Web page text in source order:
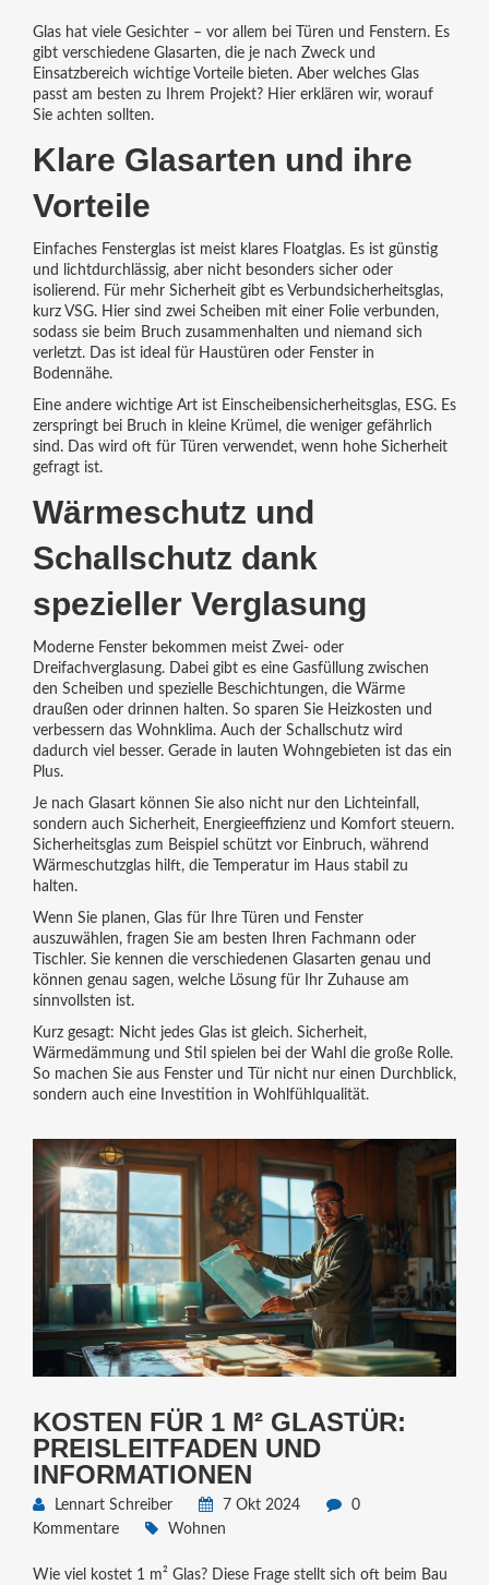
Glas hat viele Gesichter – vor allem bei Türen und Fenstern. Es
gibt verschiedene Glasarten, die je nach Zweck und
Einsatzbereich wichtige Vorteile bieten. Aber welches Glas
passt am besten zu Ihrem Projekt? Hier erklären wir, worauf
Sie achten sollten.
Klare Glasarten und ihre
Vorteile
Einfaches Fensterglas ist meist klares Floatglas. Es ist günstig
und lichtdurchlässig, aber nicht besonders sicher oder
isolierend. Für mehr Sicherheit gibt es Verbundsicherheitsglas,
kurz VSG. Hier sind zwei Scheiben mit einer Folie verbunden,
sodass sie beim Bruch zusammenhalten und niemand sich
verletzt. Das ist ideal für Haustüren oder Fenster in
Bodennähe.
Eine andere wichtige Art ist Einscheibensicherheitsglas, ESG. Es
zerspringt bei Bruch in kleine Krümel, die weniger gefährlich
sind. Das wird oft für Türen verwendet, wenn hohe Sicherheit
gefragt ist.
Wärmeschutz und
Schallschutz dank
spezieller Verglasung
Moderne Fenster bekommen meist Zwei- oder
Dreifachverglasung. Dabei gibt es eine Gasfüllung zwischen
den Scheiben und spezielle Beschichtungen, die Wärme
draußen oder drinnen halten. So sparen Sie Heizkosten und
verbessern das Wohnklima. Auch der Schallschutz wird
dadurch viel besser. Gerade in lauten Wohngebieten ist das ein
Plus.
Je nach Glasart können Sie also nicht nur den Lichteinfall,
sondern auch Sicherheit, Energieeffizienz und Komfort steuern.
Sicherheitsglas zum Beispiel schützt vor Einbruch, während
Wärmeschutzglas hilft, die Temperatur im Haus stabil zu
halten.
Wenn Sie planen, Glas für Ihre Türen und Fenster
auszuwählen, fragen Sie am besten Ihren Fachmann oder
Tischler. Sie kennen die verschiedenen Glasarten genau und
können genau sagen, welche Lösung für Ihr Zuhause am
sinnvollsten ist.
Kurz gesagt: Nicht jedes Glas ist gleich. Sicherheit,
Wärmedämmung und Stil spielen bei der Wahl die große Rolle.
So machen Sie aus Fenster und Tür nicht nur einen Durchblick,
sondern auch eine Investition in Wohlfühlqualität.
KOSTEN FÜR 1 M² GLASTÜR:
PREISLEITFADEN UND
INFORMATIONEN
Lennart Schreiber 7 Okt 2024
0
Kommentare
Wohnen
Wie viel kostet 1 m² Glas? Diese Frage stellt sich oft beim Bau